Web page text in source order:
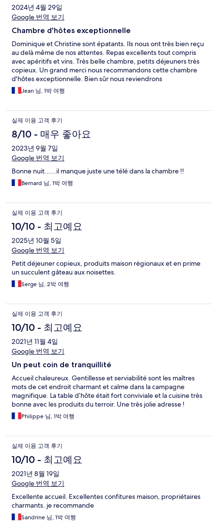
2024년 4월 29일
Google 번역 보기
Chambre d'hôtes exceptionnelle
Dominique et Christine sont épatants. Ils nous ont très bien reçu
au delà même de nos attentes. Repas excellents tout compris
avec apéritifs et vins. Très belle chambre, petits déjeuners très
copieux. Un grand merci nous recommandons cette chambre
d'hôtes exceptionnelle. Bien sûr nous reviendrons
prochainement !
Jean 님, 1박 여행
실제 이용 고객 후기
8/10 - 매우 좋아요
2023년 9월 7일
Google 번역 보기
Bonne nuit......il manque juste une télé dans la chambre !!
Bernard 님, 1박 여행
실제 이용 고객 후기
10/10 - 최고예요
2025년 10월 5일
Google 번역 보기
Petit déjeuner copieux, produits maison régionaux et en prime
un succulent gâteau aux noisettes.
Serge 님, 2박 여행
실제 이용 고객 후기
10/10 - 최고예요
2021년 11월 4일
Google 번역 보기
Un peut coin de tranquillité
Accueil chaleureux. Gentillesse et serviabilité sont les maîtres
mots de cet endroit charmant et calme dans la campagne
magnifique. La table d’hôte était fort conviviale et la cuisine très
bonne avec les produits du terroir. Une très jolie adresse !
Philippe 님, 1박 여행
실제 이용 고객 후기
10/10 - 최고예요
2021년 8월 19일
Google 번역 보기
Excellente accueil. Excellentes confitures maison, propriétaires
charmants. je recommande
Sandrine 님, 1박 여행